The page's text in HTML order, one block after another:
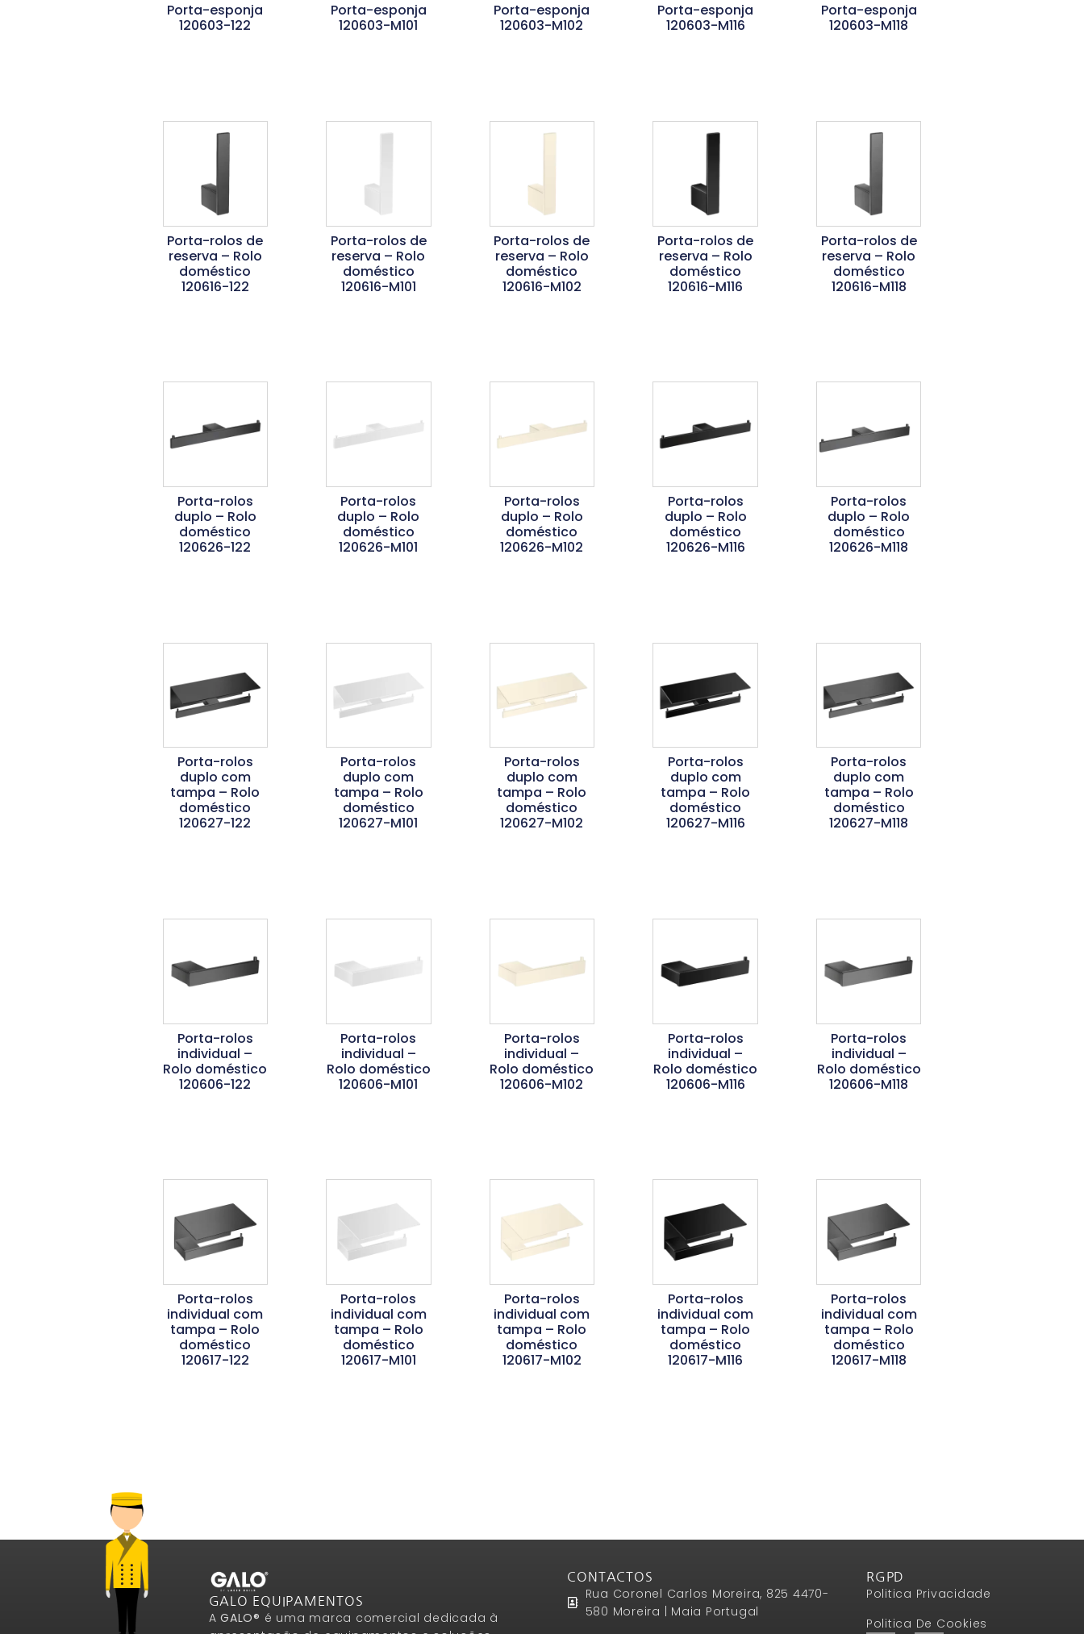
Porta-esponja
120603-122
Porta-esponja
120603-M101
Porta-esponja
120603-M102
Porta-esponja
120603-M116
Porta-esponja
120603-M118
Porta-rolos de
reserva – Rolo
doméstico
120616-122
Porta-rolos de
reserva – Rolo
doméstico
120616-M101
Porta-rolos de
reserva – Rolo
doméstico
120616-M102
Porta-rolos de
reserva – Rolo
doméstico
120616-M116
Porta-rolos de
reserva – Rolo
doméstico
120616-M118
Porta-rolos
duplo – Rolo
doméstico
120626-122
Porta-rolos
duplo – Rolo
doméstico
120626-M101
Porta-rolos
duplo – Rolo
doméstico
120626-M102
Porta-rolos
duplo – Rolo
doméstico
120626-M116
Porta-rolos
duplo – Rolo
doméstico
120626-M118
Porta-rolos
duplo com
tampa – Rolo
doméstico
120627-122
Porta-rolos
duplo com
tampa – Rolo
doméstico
120627-M101
Porta-rolos
duplo com
tampa – Rolo
doméstico
120627-M102
Porta-rolos
duplo com
tampa – Rolo
doméstico
120627-M116
Porta-rolos
duplo com
tampa – Rolo
doméstico
120627-M118
Porta-rolos
individual –
Rolo doméstico
120606-122
Porta-rolos
individual –
Rolo doméstico
120606-M101
Porta-rolos
individual –
Rolo doméstico
120606-M102
Porta-rolos
individual –
Rolo doméstico
120606-M116
Porta-rolos
individual –
Rolo doméstico
120606-M118
Porta-rolos
individual com
tampa – Rolo
doméstico
120617-122
Porta-rolos
individual com
tampa – Rolo
doméstico
120617-M101
Porta-rolos
individual com
tampa – Rolo
doméstico
120617-M102
Porta-rolos
individual com
tampa – Rolo
doméstico
120617-M116
Porta-rolos
individual com
tampa – Rolo
doméstico
120617-M118
GALO EQUIPAMENTOS
AGALO® é uma marca comercial dedicada à
CONTACTOS
Rua Coronel Carlos Moreira, 825 4470-
580 Moreira | Maia Portugal
RGPD
Politica Privacidade
Politica De Cookies